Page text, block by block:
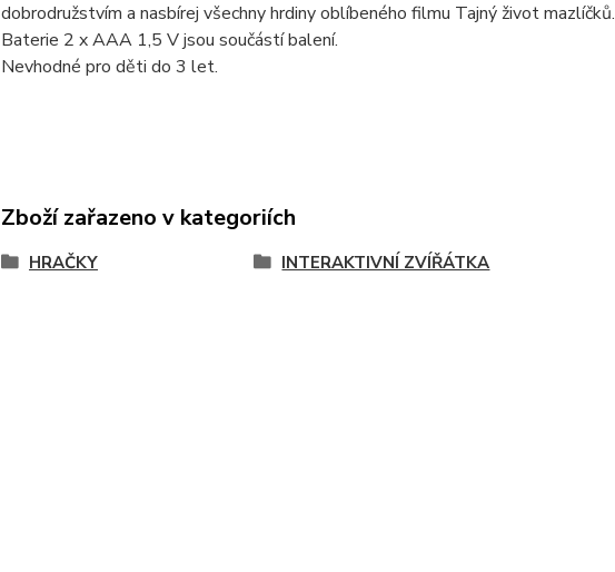
dobrodružstvím a nasbírej všechny hrdiny oblíbeného filmu Tajný život mazlíčků.
Baterie 2 x AAA 1,5 V jsou součástí balení.
Nevhodné pro děti do 3 let.
Zboží zařazeno v kategoriích
HRAČKY INTERAKTIVNÍ ZVÍŘÁTKA